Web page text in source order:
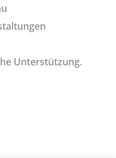
Unterstützung.